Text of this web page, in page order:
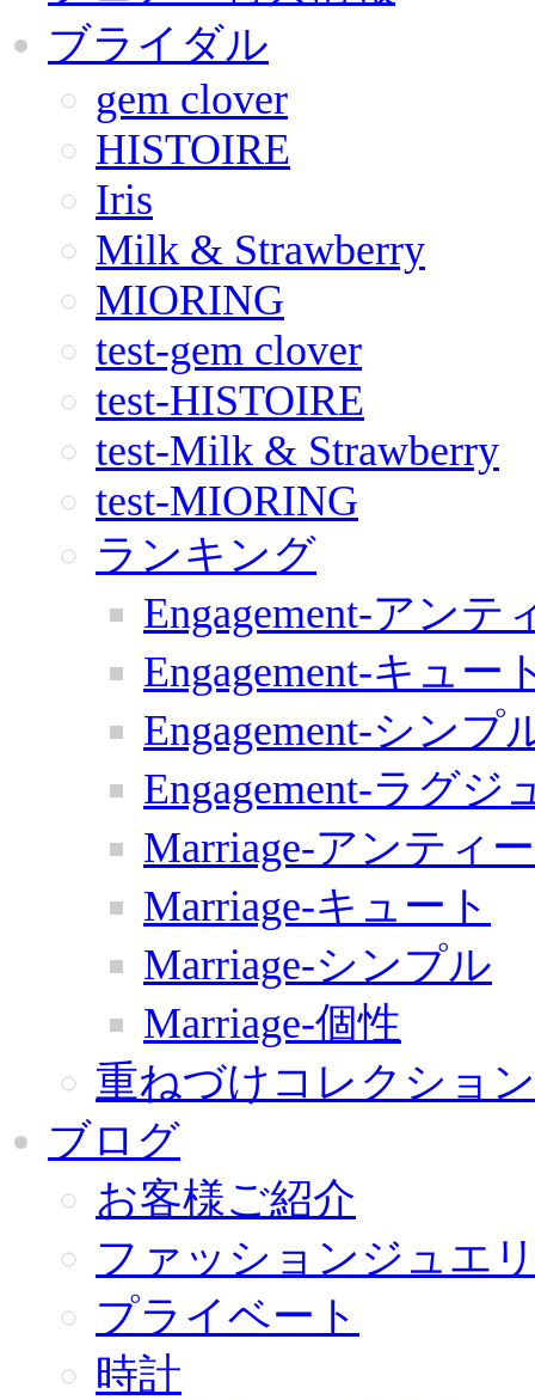
ブライダル
gem clover
HISTOIRE
Iris
Milk & Strawberry
MIORING
test-gem clover
test-HISTOIRE
test-Milk & Strawberry
test-MIORING
ランキング
Engagement-アンテ
Engagement-キュー
Engagement-シンプ
Engagement-ラグジ
Marriage-アンティ
Marriage-キュート
Marriage-シンプル
Marriage-個性
重ねづけコレクション
ブログ
お客様ご紹介
ファッションジュエ
プライベート
時計